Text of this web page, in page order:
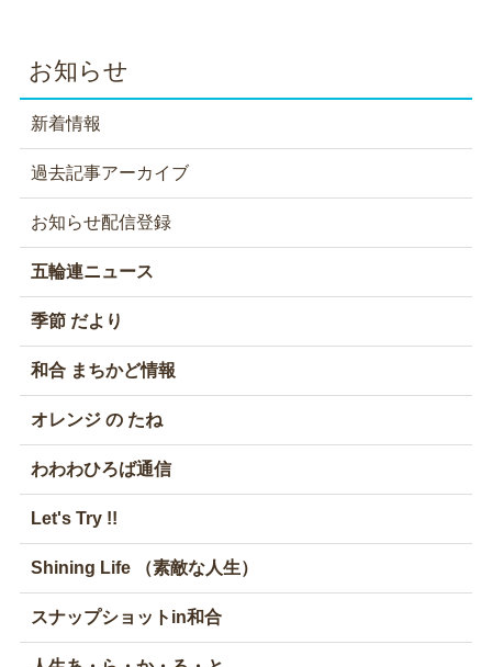
お知らせ
新着情報
過去記事アーカイブ
お知らせ配信登録
五輪連ニュース
季節 だより
和合 まちかど情報
オレンジ の たね
わわわひろば通信
Let's Try !!
Shining Life （素敵な人生）
スナップショットin和合